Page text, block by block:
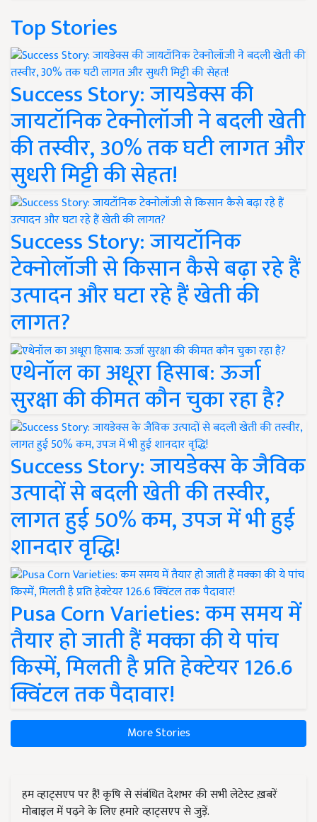
Top Stories
Success Story: जायडेक्स की
जायटॉनिक टेक्नोलॉजी ने बदली खेती
की तस्वीर, 30% तक घटी लागत और
सुधरी मिट्टी की सेहत!
Success Story: जायटॉनिक
टेक्नोलॉजी से किसान कैसे बढ़ा रहे हैं
उत्पादन और घटा रहे हैं खेती की
लागत?
एथेनॉल का अधूरा हिसाब: ऊर्जा
सुरक्षा की कीमत कौन चुका रहा है?
Success Story: जायडेक्स के जैविक
उत्पादों से बदली खेती की तस्वीर,
लागत हुई 50% कम, उपज में भी हुई
शानदार वृद्धि!
Pusa Corn Varieties: कम समय में
तैयार हो जाती हैं मक्का की ये पांच
किस्में, मिलती है प्रति हेक्टेयर 126.6
क्विंटल तक पैदावार!
More Stories
हम व्हाट्सएप पर हैं! कृषि से संबंधित देशभर की सभी लेटेस्ट ख़बरें
मोबाइल में पढ़ने के लिए हमारे व्हाट्सएप से जुड़ें.